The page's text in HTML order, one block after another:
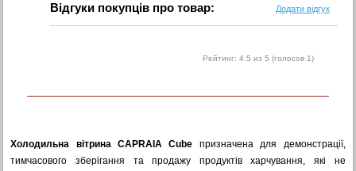
Відгуки покупців про товар: Додати відгук
Рейтинг: 4.5 из 5 (голосов 1)
Холодильна вітрина CAPRAIA Cube призначена для демонстрації,
тимчасового зберігання та продажу продуктів харчування, які не